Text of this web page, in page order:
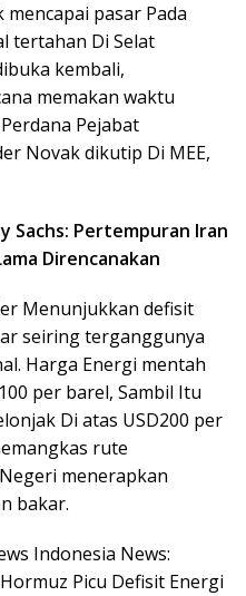
pasar Pada
tertahan Di Selat
kembali,
memakan waktu
Pejabat
Novak dikutip Di MEE,
Sachs: Pertempuran Iran
Direncanakan
Menunjukkan defisit
seiring terganggunya
Harga Energi mentah
per barel, Sambil Itu
Di atas USD200 per
rute
menerapkan
bakar.
Indonesia News:
Picu Defisit Energi